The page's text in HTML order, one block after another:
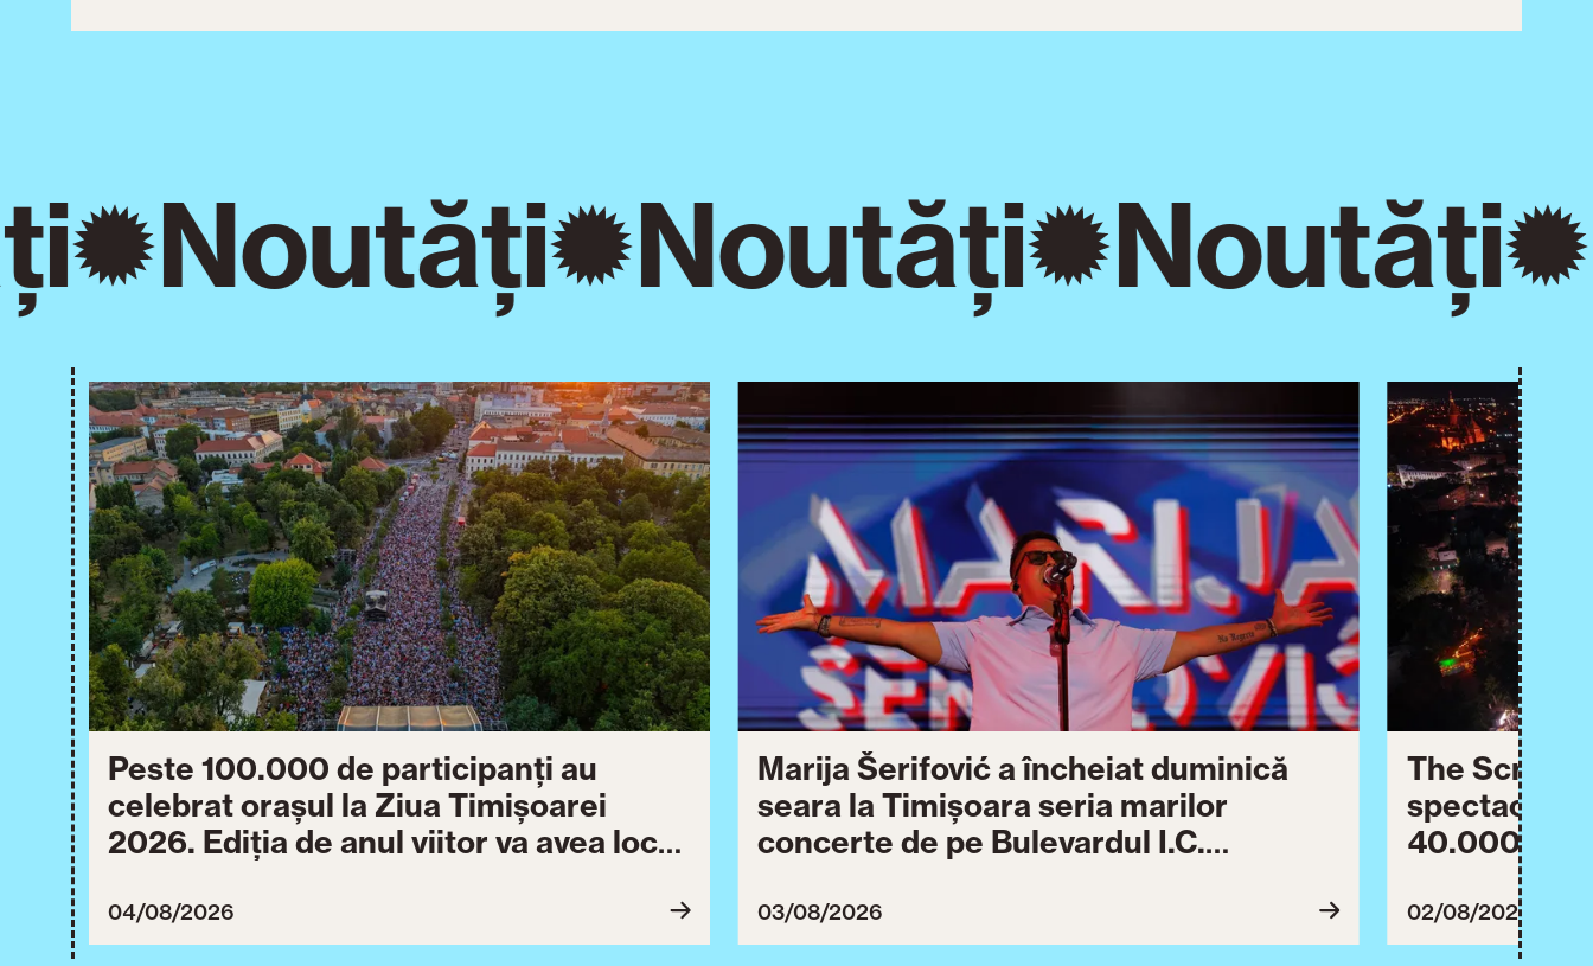
Noutăți Noutăți Noutăți
Peste 100.000 de participanți au
celebrat orașul la Ziua Timișoarei
2026. Ediția de anul viitor va avea loc
04/08/2026
Marija Šerifović a încheiat duminică
seara la Timișoara seria marilor
concerte de pe Bulevardul I.C.
Ziua Timișoarei continuă astăzi cu o
ultimă serie de evenimente culturale
03/08/2026
The Script
40.000 de
împreună
02/08/2026